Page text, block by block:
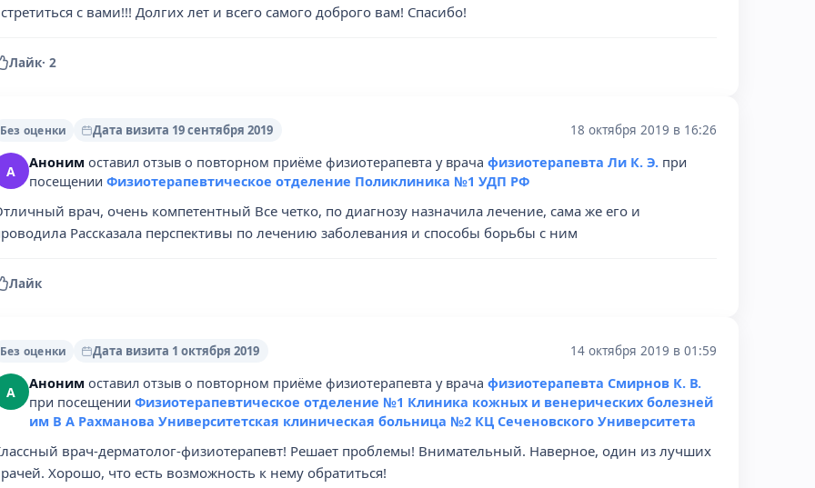
с вами!!! Долгих лет и всего самого доброго вам! Спасибо!
Лайк· 2
Без оценки Дата визита 19 сентября 2019 18 октября 2019 в 16:26
А Аноним оставил отзыв о повторном приёме физиотерапевта у врача физиотерапевта Ли К. Э. при
посещении Физиотерапевтическое отделение Поликлиника №1 УДП РФ
врач, очень компетентный Все четко, по диагнозу назначила лечение, сама же его и
Рассказала перспективы по лечению заболевания и способы борьбы с ним
Лайк
Без оценки Дата визита 1 октября 2019 14 октября 2019 в 01:59
А Аноним оставил отзыв о повторном приёме физиотерапевта у врача физиотерапевта Смирнов К. В.
при посещении Физиотерапевтическое отделение №1 Клиника кожных и венерических болезней
им В А Рахманова Университетская клиническая больница №2 КЦ Сеченовского Университета
врач-дерматолог-физиотерапевт! Решает проблемы! Внимательный. Наверное, один из лучших
Хорошо, что есть возможность к нему обратиться!